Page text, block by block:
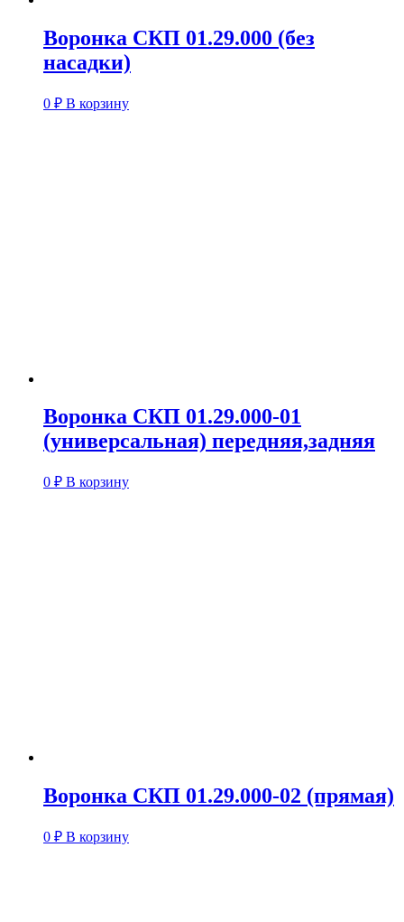
Воронка СКП 01.29.000 (без
насадки)
0 ₽ В корзину
Воронка СКП 01.29.000-01
(универсальная) передняя,задняя
0 ₽ В корзину
Воронка СКП 01.29.000-02 (прямая)
0 ₽ В корзину